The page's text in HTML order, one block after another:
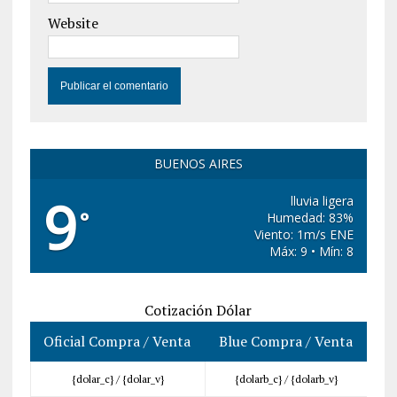
Website
BUENOS AIRES
9°
lluvia ligera
Humedad: 83%
Viento: 1m/s ENE
Máx: 9 • Mín: 8
Cotización Dólar
Oficial Compra / Venta
Blue Compra / Venta
{dolar_c} / {dolar_v} {dolarb_c} / {dolarb_v}